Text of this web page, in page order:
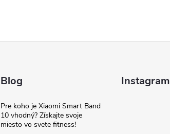
Blog
Pre koho je Xiaomi Smart Band
10 vhodný? Získajte svoje
miesto vo svete fitness!
Instagram